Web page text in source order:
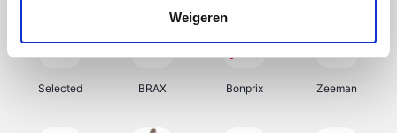
Weigeren
Selected BRAX Bonprix Zeeman